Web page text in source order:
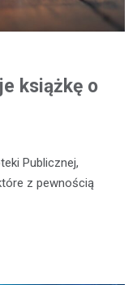
książkę o
Publicznej,
z pewnością